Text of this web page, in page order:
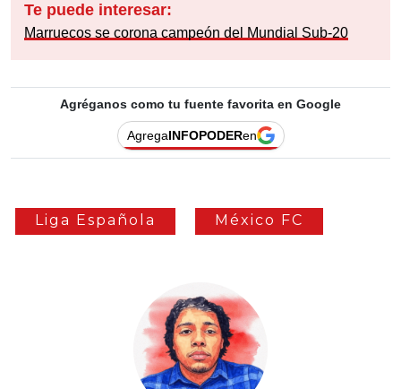
Te puede interesar:
Marruecos se corona campeón del Mundial Sub-20
Agréganos como tu fuente favorita en Google
AgregaINFOPODERen
Liga Española México FC